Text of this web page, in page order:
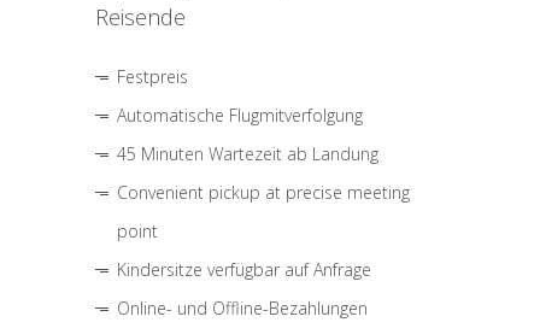
Reisende
Festpreis
Automatische Flugmitverfolgung
45 Minuten Wartezeit ab Landung
Convenient pickup at precise meeting
point
Kindersitze verfügbar auf Anfrage
Online- und Offline-Bezahlungen